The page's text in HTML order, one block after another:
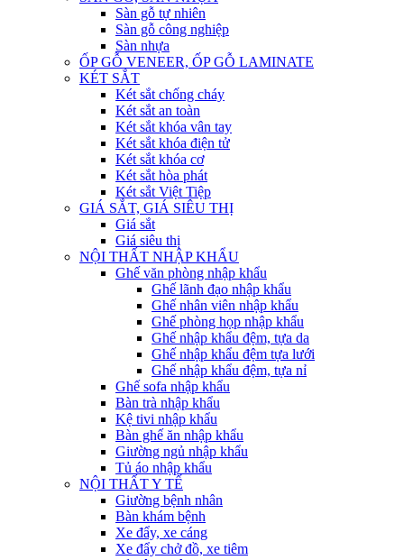
Sàn gỗ tự nhiên
Sàn gỗ công nghiệp
Sàn nhựa
ỐP GỖ VENEER, ỐP GỖ LAMINATE
KÉT SẮT
Két sắt chống cháy
Két sắt an toàn
Két sắt khóa vân tay
Két sắt khóa điện tử
Két sắt khóa cơ
Két sắt hòa phát
Két sắt Việt Tiệp
GIÁ SẮT, GIÁ SIÊU THỊ
Giá sắt
Giá siêu thị
NỘI THẤT NHẬP KHẨU
Ghế văn phòng nhập khẩu
Ghế lãnh đạo nhập khẩu
Ghế nhân viên nhập khẩu
Ghế phòng họp nhập khẩu
Ghế nhập khẩu đệm, tựa da
Ghế nhập khẩu đệm tựa lưới
Ghế nhập khẩu đệm, tựa nỉ
Ghế sofa nhập khẩu
Bàn trà nhập khẩu
Kệ tivi nhập khẩu
Bàn ghế ăn nhập khẩu
Giường ngủ nhập khẩu
Tủ áo nhập khẩu
NỘI THẤT Y TẾ
Giường bệnh nhân
Bàn khám bệnh
Xe đẩy, xe cáng
Xe đẩy chở đồ, xe tiêm